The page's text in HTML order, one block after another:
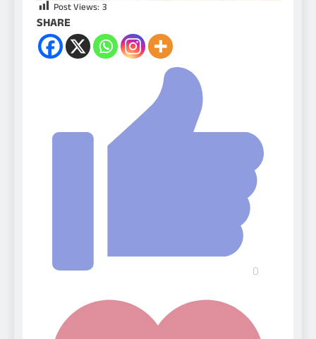
Post Views: 3
SHARE